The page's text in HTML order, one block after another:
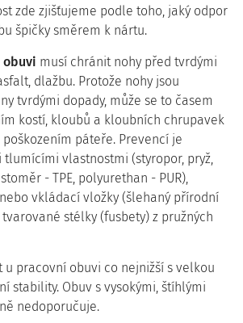
zde zjišťujeme podle toho, jaký odpor
špičky směrem k nártu.
musí chránit nohy před tvrdými
dlažbu. Protože nohy jsou
tvrdými dopady, může se to časem
kostí, kloubů a kloubních chrupavek
páteře. Prevencí je
tlumícími vlastnostmi (styropor, pryž,
- TPE, polyurethan - PUR),
vkládací vložky (šlehaný přírodní
stélky (fusbety) z pružných
u pracovní obuvi co nejnižší s velkou
stability. Obuv s vysokými, štíhlými
nedoporučuje.